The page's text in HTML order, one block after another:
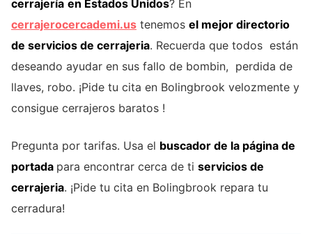
cerrajería en Estados Unidos? En
cerrajerocercademi.us tenemos el mejor directorio
de servicios de cerrajeria. Recuerda que todos están
deseando ayudar en sus fallo de bombin, perdida de
llaves, robo. ¡Pide tu cita en Bolingbrook velozmente y
consigue cerrajeros baratos !
Pregunta por tarifas. Usa el buscador de la página de
portada para encontrar cerca de ti servicios de
cerrajeria. ¡Pide tu cita en Bolingbrook repara tu
cerradura!